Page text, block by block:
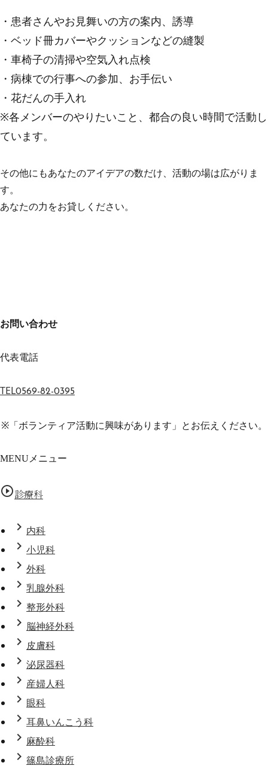
・患者さんやお見舞いの方の案内、誘導
・ベッド冊カバーやクッションなどの縫製
・車椅子の清掃や空気入れ点検
・病棟での行事への参加、お手伝い
・花だんの手入れ
※各メンバーのやりたいこと、都合の良い時間で活動し
ています。
その他にもあなたのアイデアの数だけ、活動の場は広がりま
す。
あなたの力をお貸しください。
お問い合わせ
代表電話
TEL0569-82-0395
※「ボランティア活動に興味があります」とお伝えください。
MENU メニュー
play_circle_outline診療科
chevron_right 内科
chevron_right 小児科
chevron_right 外科
chevron_right 乳腺外科
chevron_right 整形外科
chevron_right 脳神経外科
chevron_right 皮膚科
chevron_right 泌尿器科
chevron_right 産婦人科
chevron_right 眼科
chevron_right 耳鼻いんこう科
chevron_right 麻酔科
chevron_right 篠島診療所